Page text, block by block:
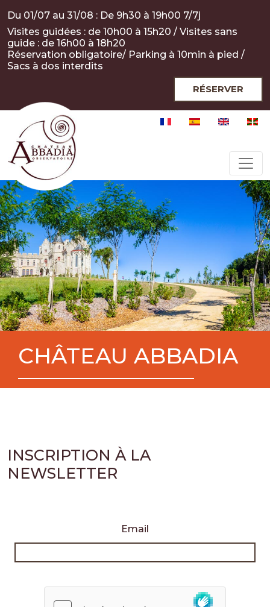
Du 01/07 au 31/08 : De 9h30 à 19h00 7/7j
Visites guidées : de 10h00 à 15h20 / Visites sans
guide : de 16h00 à 18h20
Réservation obligatoire/ Parking à 10min à pied /
Sacs à dos interdits
RÉSERVER
CHÂTEAU ABBADIA
INSCRIPTION À LA
NEWSLETTER
Email